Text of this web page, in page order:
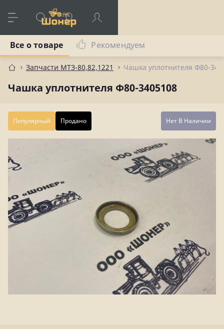
Запчасти МТЗ-80,82,1221 Чашка уплотнителя Ф80-
Чашка уплотнителя Ф80-3405108
Все о товаре Рекомендуем
Популярный Продано Нет В Наличии